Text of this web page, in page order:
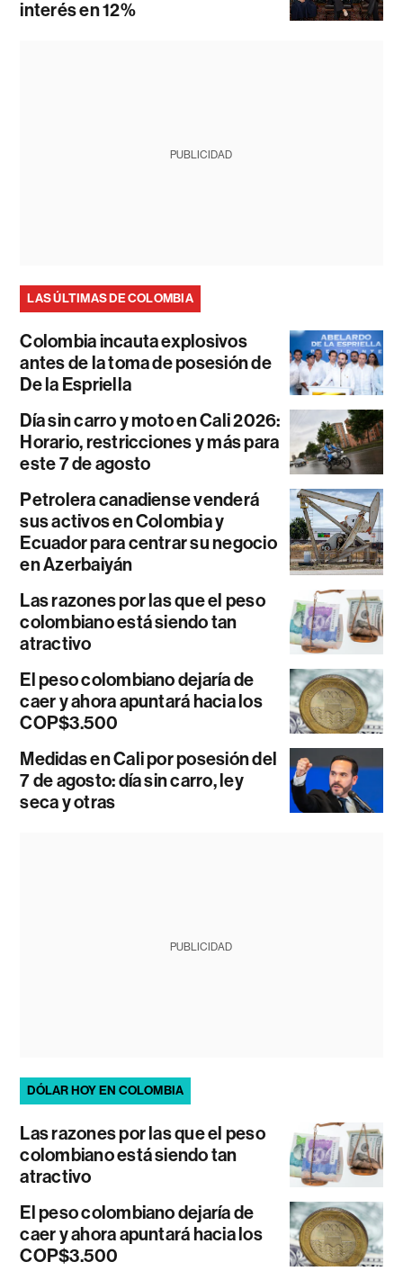
interés en 12%
PUBLICIDAD
LAS ÚLTIMAS DE COLOMBIA
Colombia incauta explosivos
antes de la toma de posesión de
De la Espriella
Día sin carro y moto en Cali 2026:
Horario, restricciones y más para
este 7 de agosto
Petrolera canadiense venderá
sus activos en Colombia y
Ecuador para centrar su negocio
en Azerbaiyán
Las razones por las que el peso
colombiano está siendo tan
atractivo
El peso colombiano dejaría de
caer y ahora apuntará hacia los
COP$3.500
Medidas en Cali por posesión del
7 de agosto: día sin carro, ley
seca y otras
PUBLICIDAD
DÓLAR HOY EN COLOMBIA
Las razones por las que el peso
colombiano está siendo tan
atractivo
El peso colombiano dejaría de
caer y ahora apuntará hacia los
COP$3.500